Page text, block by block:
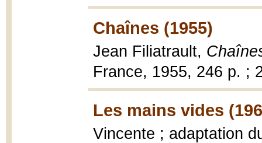
Chaînes (1955)
Jean Filiatrault,
France, 1955, 246 p. ;
Les mains vides
Vincente ; adaptation